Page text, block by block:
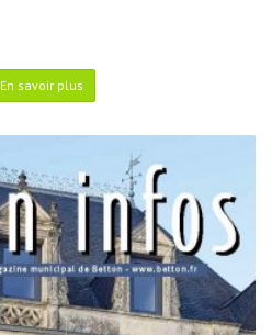
En savoir plus